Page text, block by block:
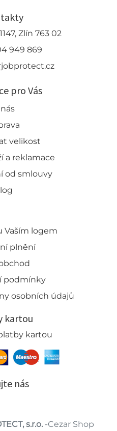
Zlín 763 02
949 869
pro Vás
velikost
a reklamace
od smlouvy
Vaším logem
plnění
podmínky
osobních údajů
kartou
kartou
nás
s.r.o.-Cezar Shop